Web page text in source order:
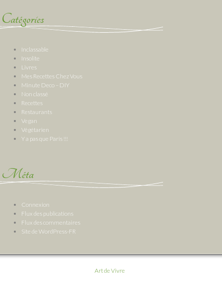
Catégories
Inclassable
Insolite
Livres
Mes Recettes Chez Vous
Minute Deco – DIY
Non classé
Recettes
Restaurants
Vegan
Végétarien
Y a pas que Paris !!!
Méta
Connexion
Flux des publications
Flux des commentaires
Site de WordPress-FR
Art de Vivre